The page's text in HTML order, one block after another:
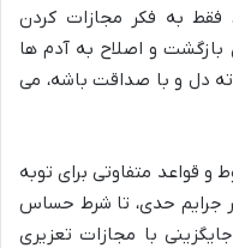
فقط به فکر مجازات کردن
بازگشت و اصلاح به آدم ها
ته دل و با صداقت باشه، می
و قواعد متفاوتی برای توبه
جرایم حدی، تا شرط حساس
با مجازات تعزیری